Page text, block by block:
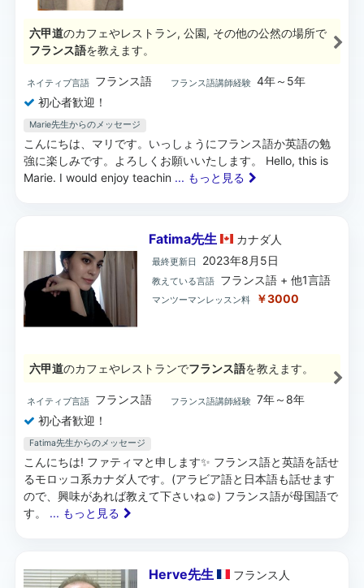
六甲道のカフェやレストラン, 公園, その他の公然の場所で
フランス語を教えます。
ネイティブ言語 フランス語 フランス語講師経験 4年～5年
初心者歓迎！
Marie先生からのメッセージ
こんにちは、マリです。いっしょうにフランス語か英語の勉
強に楽しみです。よろしくお願いいたします。 Hello, this is
Marie. I would enjoy teachin ... もっと見る
Fatima先生 カナダ人
最終更新日 2023年8月5日
教えている言語 フランス語 + 他1言語
マンツーマンレッスン料 ￥3000
六甲道のカフェやレストランでフランス語を教えます。
ネイティブ言語 フランス語 フランス語講師経験 7年～8年
初心者歓迎！
Fatima先生からのメッセージ
こんにちは! ファティマと申します✨ フランス語と英語を話せ
るモロッコ系カナダ人です。(アラビア語と日本語も話せます
ので、興味があれば教えて下さいね☺️) フランス語が母国語で
す。 ... もっと見る
Herve先生 フランス 人